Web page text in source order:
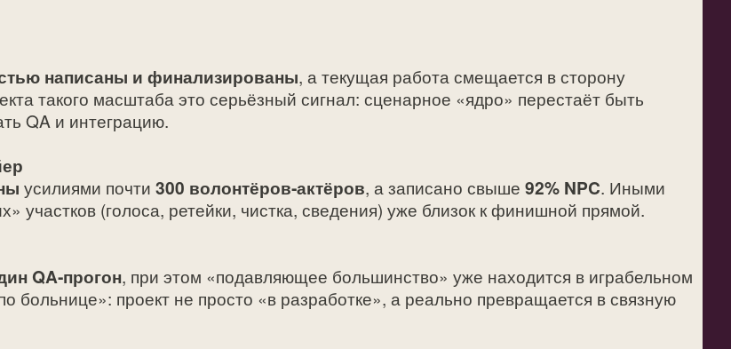
написаны и финализированы, а текущая работа смещается в сторону
такого масштаба это серьёзный сигнал: сценарное «ядро» перестаёт быть
QA и интеграцию.
усилиями почти 300 волонтёров‑актёров, а записано свыше 92% NPC. Иными
участков (голоса, ретейки, чистка, сведения) уже близок к финишной прямой.
QA‑прогон, при этом «подавляющее большинство» уже находится в играбельном
больнице»: проект не просто «в разработке», а реально превращается в связную